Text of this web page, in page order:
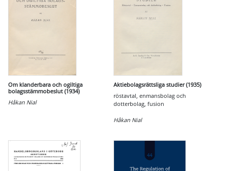
Om klanderbara och ogiltiga
bolagsstämmobeslut (1934)
Håkan Nial
Aktiebolagsrättsliga studier (1935)
röstavtal, enmansbolag och
dotterbolag, fusion
Håkan Nial